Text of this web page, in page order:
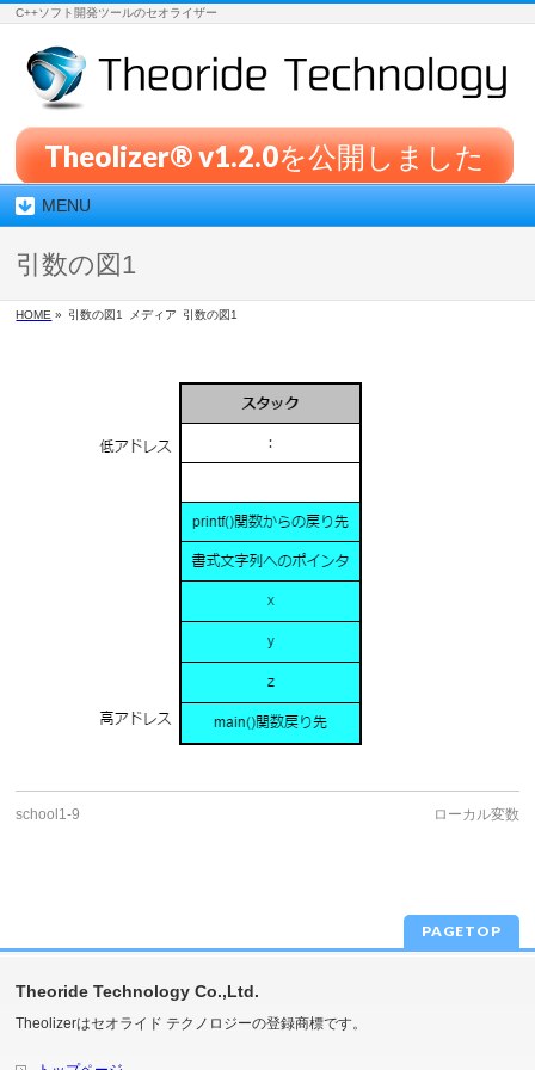
C++ソフト開発ツールのセオライザー
Theolizer® v1.2.0を公開しました
MENU
引数の図1
HOME » 引数の図1 メディア 引数の図1
school1-9 ローカル変数
PAGETOP
Theoride Technology Co.,Ltd.
Theolizerはセオライド テクノロジーの登録商標です。